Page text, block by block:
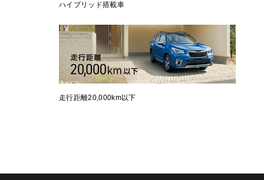
ハイブリッド搭載車
走行距離20,000km以下